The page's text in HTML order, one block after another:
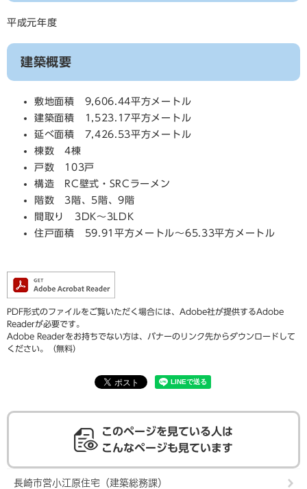
平成元年度
建築概要
敷地面積 9,606.44平方メートル
建築面積 1,523.17平方メートル
延べ面積 7,426.53平方メートル
棟数 4棟
戸数 103戸
構造 RC壁式・SRCラーメン
階数 3階、5階、9階
間取り 3DK～3LDK
住戸面積 59.91平方メートル～65.33平方メートル
PDF形式のファイルをご覧いただく場合には、Adobe社が提供するAdobe
Readerが必要です。
Adobe Readerをお持ちでない方は、バナーのリンク先からダウンロードして
ください。（無料）
このページを見ている人は
こんなページも見ています
長崎市営小江原住宅（建築総務課）